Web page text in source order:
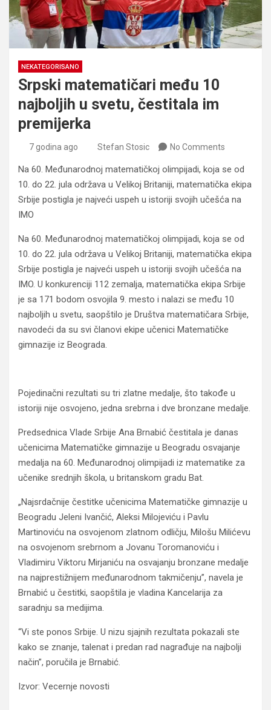
NEKATEGORISANO
Srpski matematičari među 10
najboljih u svetu, čestitala im
premijerka
7 godina ago Stefan Stosic No Comments
Na 60. Međunarodnoj matematičkoj olimpijadi, koja se od
10. do 22. jula održava u Velikoj Britaniji, matematička ekipa
Srbije postigla je najveći uspeh u istoriji svojih učešća na
IMO
Na 60. Međunarodnoj matematičkoj olimpijadi, koja se od
10. do 22. jula održava u Velikoj Britaniji, matematička ekipa
Srbije postigla je najveći uspeh u istoriji svojih učešća na
IMO. U konkurenciji 112 zemalja, matematička ekipa Srbije
je sa 171 bodom osvojila 9. mesto i nalazi se među 10
najboljih u svetu, saopštilo je Društva matematičara Srbije,
navodeći da su svi članovi ekipe učenici Matematičke
gimnazije iz Beograda.
Pojedinačni rezultati su tri zlatne medalje, što takođe u
istoriji nije osvojeno, jedna srebrna i dve bronzane medalje.
Predsednica Vlade Srbije Ana Brnabić čestitala je danas
učenicima Matematičke gimnazije u Beogradu osvajanje
medalja na 60. Međunarodnoj olimpijadi iz matematike za
učenike srednjih škola, u britanskom gradu Bat.
„Najsrdačnije čestitke učenicima Matematičke gimnazije u
Beogradu Jeleni Ivančić, Aleksi Milojeviću i Pavlu
Martinoviću na osvojenom zlatnom odličju, Milošu Milićevu
na osvojenom srebrnom a Jovanu Toromanoviću i
Vladimiru Viktoru Mirjaniću na osvajanju bronzane medalje
na najprestižnijem međunarodnom takmičenju”, navela je
Brnabić u čestitki, saopštila je vladina Kancelarija za
saradnju sa medijima.
“Vi ste ponos Srbije. U nizu sjajnih rezultata pokazali ste
kako se znanje, talenat i predan rad nagrađuje na najbolji
način”, poručila je Brnabić.
Izvor: Vecernje novosti